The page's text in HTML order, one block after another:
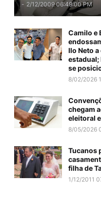
- 2/12/2009 06:49:00 PM
Camilo e
Ilo Neto
estadual;
se
8/02/2026
chegam
eleitoral
8/05/2026
Tucanos
filha de
1/12/2011